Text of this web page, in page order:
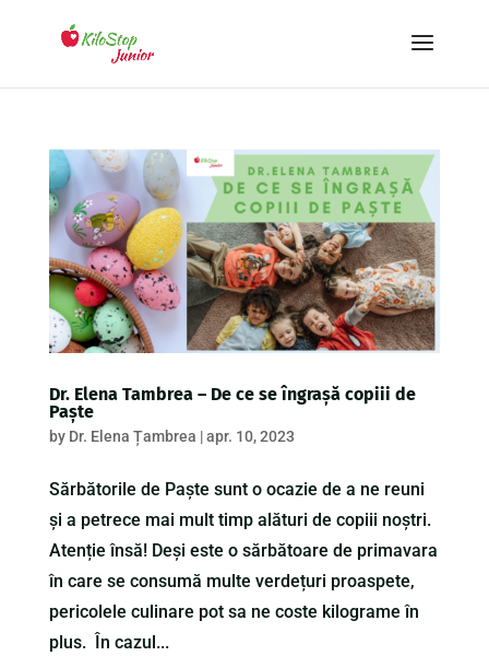
Dr. Elena Tambrea – De ce se îngrașă copiii de
Paște
by Dr. Elena Țambrea |apr. 10, 2023
Sărbătorile de Paște sunt o ocazie de a ne reuni
și a petrece mai mult timp alături de copiii noștri.
Atenție însă! Deși este o sărbătoare de primavara
în care se consumă multe verdețuri proaspete,
pericolele culinare pot sa ne coste kilograme în
plus. În cazul...